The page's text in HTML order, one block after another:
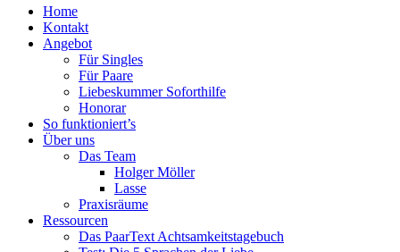
Zum
Inhalt
springen
PaarText
Coaching
Menü
Home
Kontakt
Angebot
Für Singles
Für Paare
Liebeskummer Soforthilfe
Honorar
So funktioniert’s
Über uns
Das Team
Holger Möller
Lasse
Praxisräume
Ressourcen
Das PaarText Achtsamkeitstagebuch